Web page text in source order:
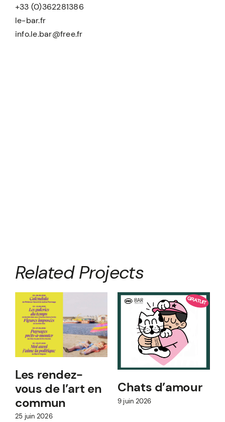
+33 (0)362281386
le-bar.fr
info.le.bar@free.fr
Related Projects
Les rendez-
vous de l’art en
commun
25 juin 2026
Chats d’amour
9 juin 2026